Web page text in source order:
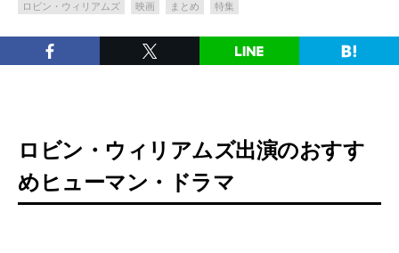
ロビン・ウィリアムズ 映画 まとめ 特集
ロビン・ウィリアムズ出演のおすす
めヒューマン・ドラマ